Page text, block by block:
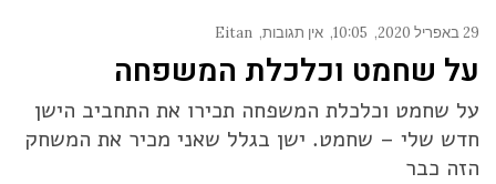
29 באפריל 2020 10:05 אין תגובות Eitan
על שחמט וכלכלת המשפחה
על שחמט וכלכלת המשפחה תכירו את התחביב הישן
חדש שלי – שחמט. ישן בגלל שאני מכיר את המשחק
הזה כבר